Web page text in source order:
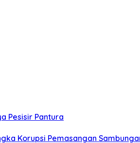
Pesisir Pantura
Korupsi Pemasangan